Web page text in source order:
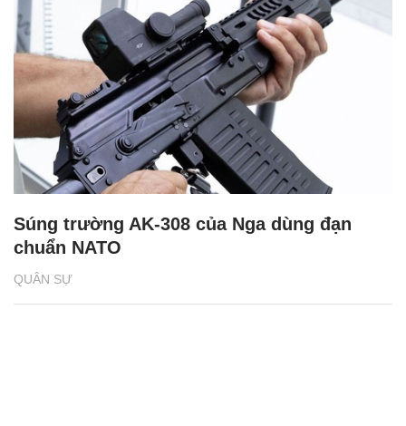
QUÂN SỰ
Súng trường AK-308 của Nga dùng đạn
chuẩn NATO